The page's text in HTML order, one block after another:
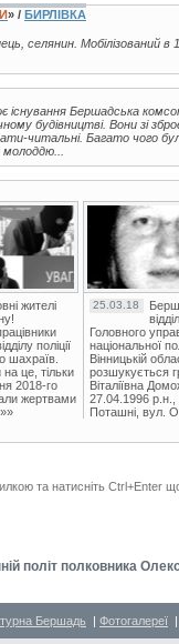
» / БИРЛІВКА
селянин. Мобілізований
існування Бершадська
будівництві. Вони зі
читальні. Багато чого
молоддю...
жителі
поліції
шахраїв.
це, тільки
2018-го
жертвами
25.03.18
Головного
національної
Вінницькій
розшукується
Віталіївна
27.04.1996 р.н.,
Поташні, вул.
та натисніть Ctrl+Enter
політ полковника
Бершадь | Фотогалереї